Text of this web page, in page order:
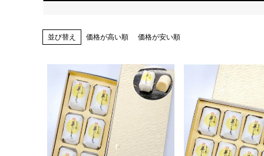
並び替え 価格が高い順 価格が安い順